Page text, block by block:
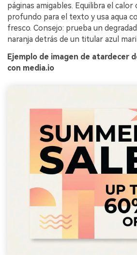
páginas amigables. Equilibra el
profundo para el texto y usa aqua
fresco. Consejo: prueba un
naranja detrás de un titular azul
Ejemplo de imagen de atardecer
con media.io